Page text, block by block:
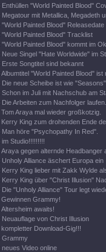
Enthüllen "World Painted Blood"
Megatour mit Metallica, Megadeth
"World Painted Blood"
"World Painted Blood" Tracklist
"World Painted Blood" kommt im
Neue Singel "Hate Worldwide" im
Erste Songtitel sind bekannt
Albumtitel "World Painted Blood" ist
Die neue Scheibe ist wie
Schon im Juli mit Nachschub am
Die Arbeiten zum Nachfolger laufen.
Tom Araya mal wieder großkotzig.
Kerry King zum drohenden Ende
Man höre "Psychopathy In Red".
im Studio!!!!!!!!!
Araya gegen alternde Headbanger
Unholy Alliance äschert Europa ein
Kerry King lieber mit Zakk Wylde
Kerry King über "Christ Illusion"
Die "Unholy Alliance" Tour legt
Gewinnen Grammy!
Altersheim awaits!
Neuauflage von Christ Illusion
kompletter Download-Gig!!!
Grammy
neues Video online